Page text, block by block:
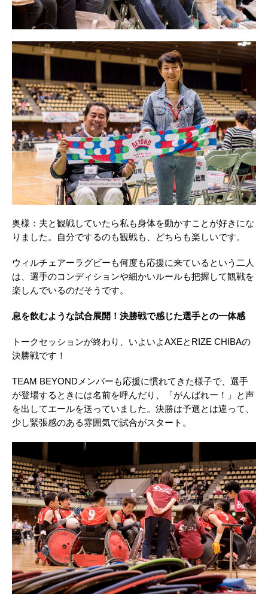
奥様：夫と観戦していたら私も身体を動かすことが好きにな
りました。自分でするのも観戦も、どちらも楽しいです。
ウィルチェアーラグビーも何度も応援に来ているという二人
は、選手のコンディションや細かいルールも把握して観戦を
楽しんでいるのだそうです。
息を飲むような試合展開！決勝戦で感じた選手との一体感
トークセッションが終わり、いよいよAXEとRIZE CHIBAの
決勝戦です！
TEAM BEYONDメンバーも応援に慣れてきた様子で、選手
が登場するときには名前を呼んだり、「がんばれー！」と声
を出してエールを送っていました。決勝は予選とは違って、
少し緊張感のある雰囲気で試合がスタート。